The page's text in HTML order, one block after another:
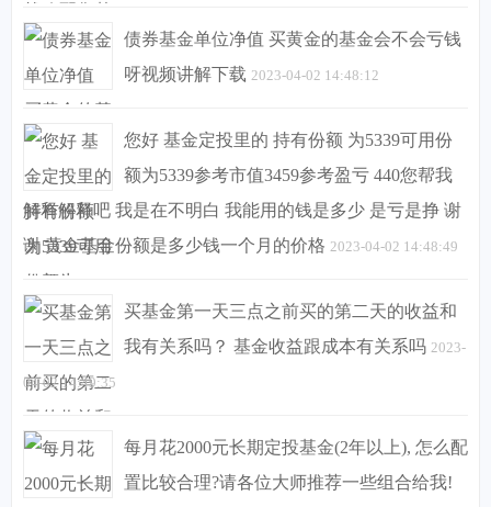
债券基金单位净值 买黄金的基金会不会亏钱
呀视频讲解下载 2023-04-02 14:48:12
您好 基金定投里的 持有份额 为5339可用份
额为5339参考市值3459参考盈亏 440您帮我
解释解释吧 我是在不明白 我能用的钱是多少 是亏是挣 谢
谢 黄金基金份额是多少钱一个月的价格 2023-04-02 14:48:49
买基金第一天三点之前买的第二天的收益和
我有关系吗？ 基金收益跟成本有关系吗 2023-
04-02 14:49:35
每月花2000元长期定投基金(2年以上), 怎么配
置比较合理?请各位大师推荐一些组合给我!